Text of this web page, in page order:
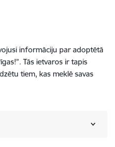
informāciju par adoptētā
Tās ietvaros ir tapis
tiem, kas meklē savas